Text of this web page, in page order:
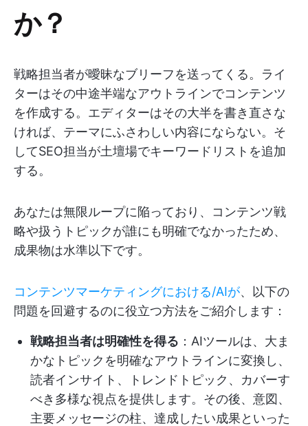
か？
戦略担当者が曖昧なブリーフを送ってくる。ライ
ターはその中途半端なアウトラインでコンテンツ
を作成する。エディターはその大半を書き直さな
ければ、テーマにふさわしい内容にならない。そ
してSEO担当が土壇場でキーワードリストを追加
する。
あなたは無限ループに陥っており、コンテンツ戦
略や扱うトピックが誰にも明確でなかったため、
成果物は水準以下です。
コンテンツマーケティングにおける/AIが、以下の
問題を回避するのに役立つ方法をご紹介します：
戦略担当者は明確性を得る ：AIツールは、大ま
かなトピックを明確なアウトラインに変換し、
読者インサイト、トレンドトピック、カバーす
べき多様な視点を提供します。その後、意図、
主要メッセージの柱、達成したい成果といった